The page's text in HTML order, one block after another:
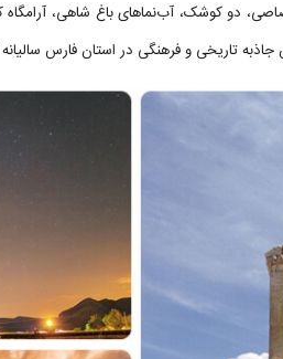
دو کوشک، آب‌نماهای باغ شاهی،
تاریخی و فرهنگی در استان فارس سالیانه